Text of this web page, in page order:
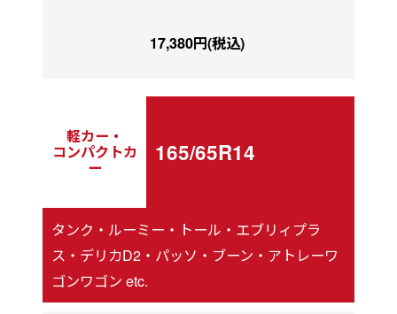
17,380円(税込)
軽カー・
コンパクトカ
ー
165/65R14
タンク・ルーミー・トール・エブリィプラ
ス・デリカD2・パッソ・ブーン・アトレーワ
ゴンワゴン etc.